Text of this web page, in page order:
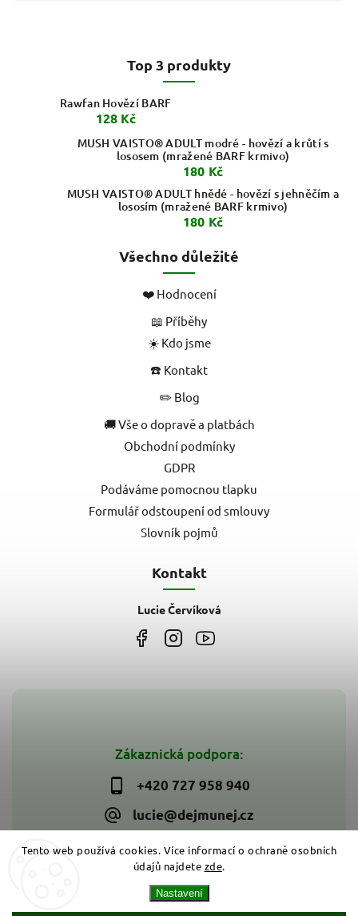
Tento web používá cookies. Více informací o ochraně osobních
údajů najdete zde.
Nastavení
Zákaznická podpora:
+420 727 958 940
lucie@dejmunej.cz
Top 3 produkty
Rawfan Hovězí BARF
128 Kč
MUSH VAISTO® ADULT modré - hovězí a krůtí s
lososem (mražené BARF krmivo)
180 Kč
MUSH VAISTO® ADULT hnědé - hovězí s jehněčím a
lososím (mražené BARF krmivo)
180 Kč
Všechno důležité
❤️ Hodnocení
📖 Příběhy
☀️ Kdo jsme
☎️ Kontakt
✏️ Blog
🚚 Vše o dopravě a platbách
Obchodní podmínky
GDPR
Podáváme pomocnou tlapku
Formulář odstoupení od smlouvy
Slovník pojmů
Kontakt
Lucie Červíková
Dejmunej.cz. Všechna práva vyhrazena.
Upravit nastavení cookies